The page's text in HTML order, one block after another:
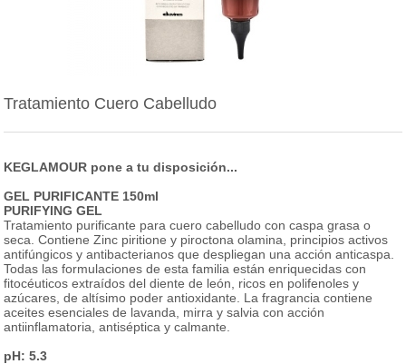
Tratamiento Cuero Cabelludo
KEGLAMOUR pone a tu disposición...
GEL PURIFICANTE 150ml
PURIFYING GEL
Tratamiento purificante para cuero cabelludo con caspa grasa o
seca. Contiene Zinc piritione y piroctona olamina, principios activos
antifúngicos y antibacterianos que despliegan una acción anticaspa.
Todas las formulaciones de esta familia están enriquecidas con
fitocéuticos extraídos del diente de león, ricos en polifenoles y
azúcares, de altísimo poder antioxidante. La fragrancia contiene
aceites esenciales de lavanda, mirra y salvia con acción
antiinflamatoria, antiséptica y calmante.
pH: 5.3